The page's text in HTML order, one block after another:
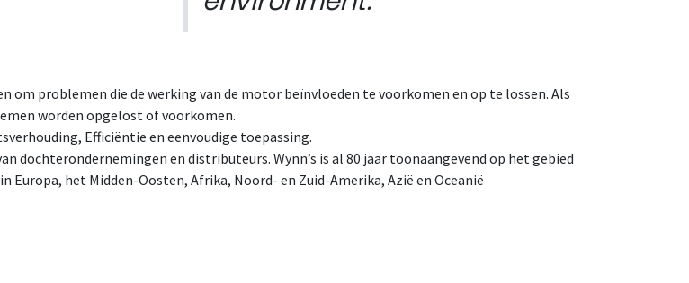
problemen die de werking van de motor beïnvloeden te voorkomen en op te lossen. Als
worden opgelost of voorkomen.
Efficiëntie en eenvoudige toepassing.
dochterondernemingen en distributeurs. Wynn’s is al 80 jaar toonaangevend op het gebied
Europa, het Midden-Oosten, Afrika, Noord- en Zuid-Amerika, Azië en Oceanië